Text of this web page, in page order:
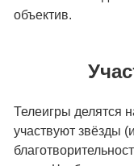
объектив.
Телеигры делятся
участвуют звёзды